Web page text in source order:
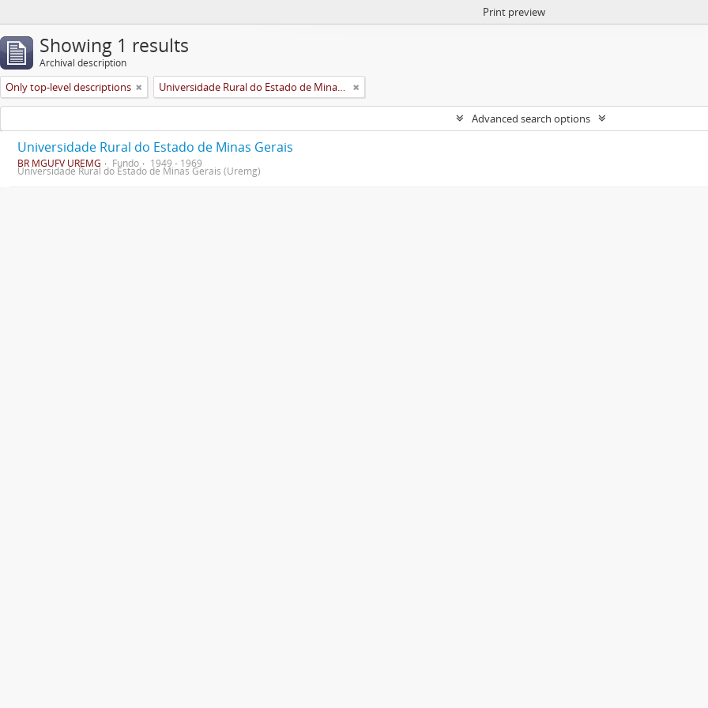
Print preview
Showing 1 results
Archival description
Only top-level descriptions Universidade Rural do Estado de Minas Gerais (Uremg)
Advanced search options
Universidade Rural do Estado de Minas Gerais
BR MGUFV UREMG Fundo 1949 - 1969
Universidade Rural do Estado de Minas Gerais (Uremg)